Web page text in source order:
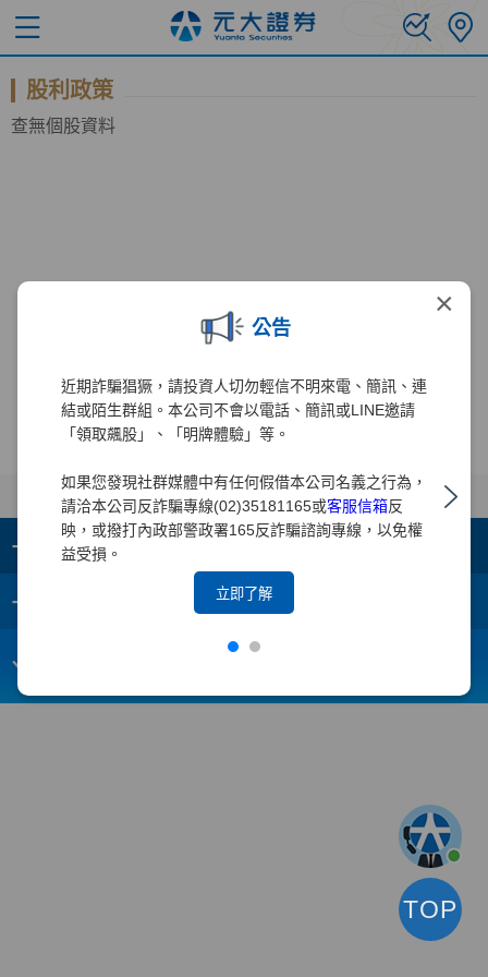
×
公告
近期詐騙猖獗，請投資人切勿輕信不明來電、簡訊、連
結或陌生群組。本公司不會以電話、簡訊或LINE邀請
「領取飆股」、「明牌體驗」等。
如果您發現社群媒體中有任何假借本公司名義之行為，
請洽本公司反詐騙專線(02)35181165或客服信箱反
映，或撥打內政部警政署165反詐騙諮詢專線，以免權
益受損。
立即了解
股利政策
查無個股資料
+ 集團成員
+
webmaster@yuanta.com
TOP